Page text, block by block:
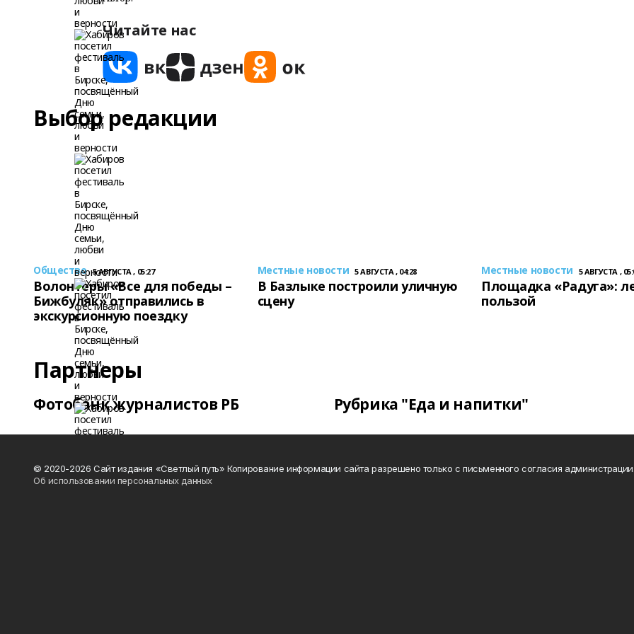
Читайте нас
Выбор редакции
Общество 5 АВГУСТА , 05:27
Волонтеры «Все для победы –
Бижбуляк» отправились в
экскурсионную поездку
Местные новости 5 АВГУСТА , 04:28
В Базлыке построили уличную
сцену
Местные новости 5 АВГУСТА ,
Площадка «Радуга»:
пользой
Партнеры
Фотобанк журналистов РБ Рубрика "Еда и напитки"
© 2020-2026 Сайт издания «Светлый путь» Копирование информации сайта разрешено только с письменного согласия администрации.
Об использовании персональных данных